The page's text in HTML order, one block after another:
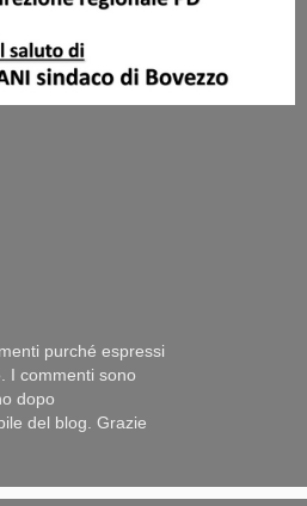
purché espressi
I commenti sono
dopo
del blog. Grazie